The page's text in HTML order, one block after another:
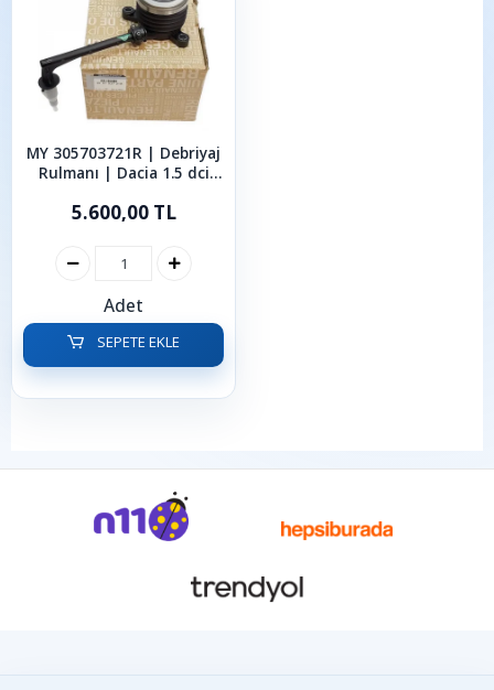
MY 305703721R | Debriyaj
Rulmanı | Dacia 1.5 dci
5.600,00 TL
Adet
SEPETE EKLE